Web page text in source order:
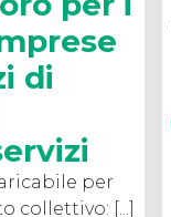
di
per
collettivo: [...]